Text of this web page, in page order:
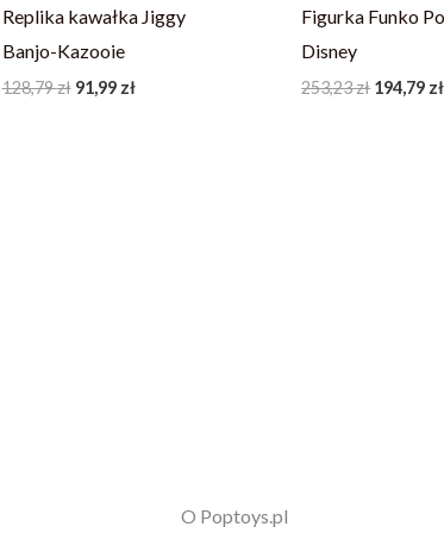
Replika kawałka Jiggy
Banjo-Kazooie
128,79zł 91,99 zł
Figurka Funko
Disney
253,23zł 194,79 zł
O Poptoys.pl